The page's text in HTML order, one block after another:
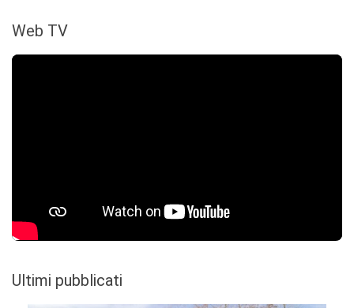
Web TV
Ultimi pubblicati